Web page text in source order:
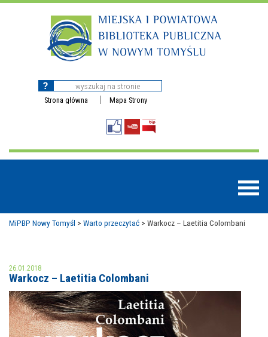
Strona główna Mapa Strony
MOJE KONTO
AKTUALNOŚCI
MiPBP Nowy Tomyśl > Warto przeczytać > Warkocz – Laetitia Colombani
26.01.2018
Warkocz – Laetitia Colombani